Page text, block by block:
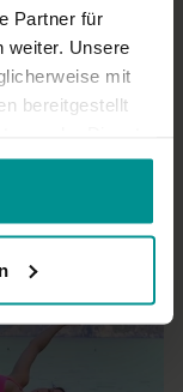
Partner für
weiter. Unsere
mit
bereitgestellt
34:00